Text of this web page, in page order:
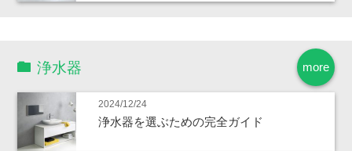
more
浄水器
2024/12/24
浄水器を選ぶための完全ガイド